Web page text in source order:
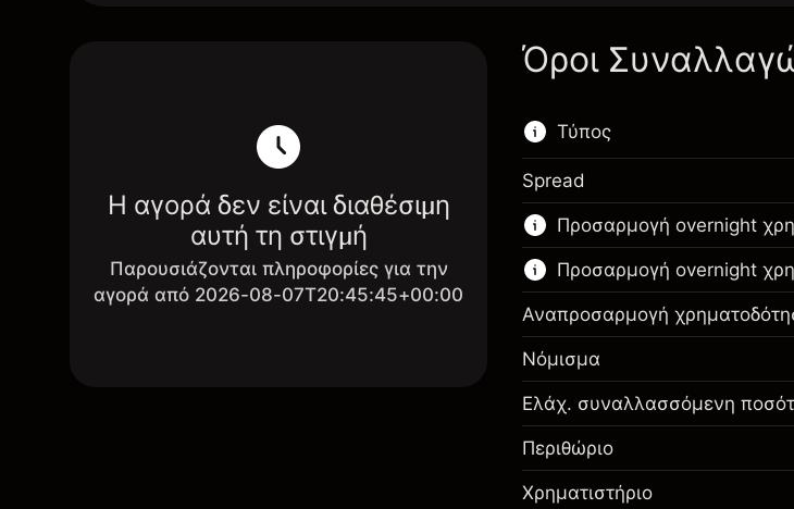
Η αγορά δεν είναι διαθέσιμη
αυτή τη στιγμή
Παρουσιάζονται πληροφορίες για την
αγορά από 2026-08-07T20:45:45+00:00
Όροι
Τύπος
Αυτό το
διαθέσιμο για
Knock-outs.
Μάθετε περισσότερα
CFDs
Knock-outs
Spread
Προσαρμογή overnight
Περιθώριο. Η επένδυσή
σας
Αναπροσαρμογή
χρηματοδότησης κατά
Προσαρμογή overnight
Περιθώριο. Η επένδυσή
σας
Αναπροσαρμογή
Νόμισμα
Ελάχ. συναλλασσόμενη
Περιθώριο
Χρηματιστήριο